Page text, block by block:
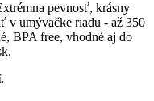
pevnosť, krásny
v umývačke riadu - až 350
BPA free, vhodné aj do